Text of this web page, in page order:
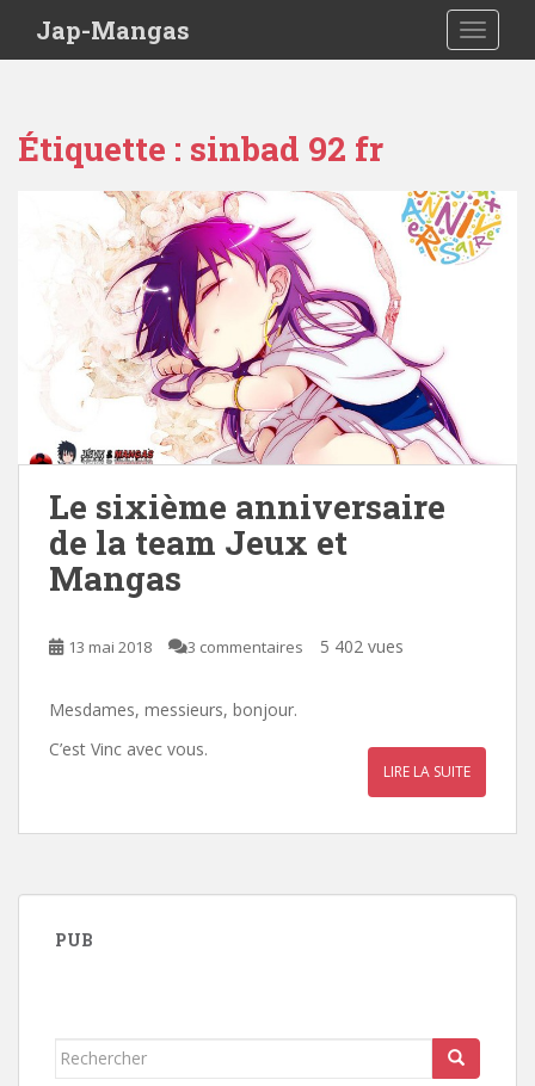
Jap-Mangas
Étiquette : sinbad 92 fr
Le sixième anniversaire
de la team Jeux et
Mangas
13 mai 2018 3 commentaires 5 402 vues
Mesdames, messieurs, bonjour.
C’est Vinc avec vous.
LIRE LA SUITE
PUB
Rechercher...